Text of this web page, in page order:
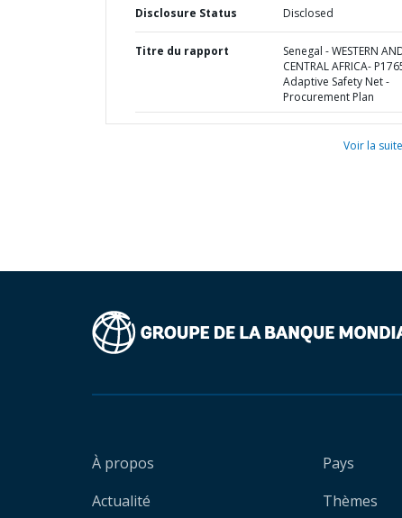
Disclosure Status Disclosed
Titre du rapport
Senegal - WESTERN
CENTRAL AFRICA-
Adaptive Safety Net -
Procurement Plan
Voir la suite
À propos
Actualité
Pays
Thèmes